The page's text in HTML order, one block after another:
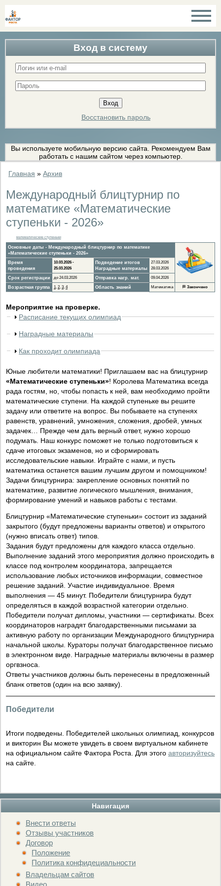
Вход в систему
Восстановить пароль
Вы используете мобильную версию сайта. Рекомендуем Вам
работать с нашим сайтом через компьютер.
Навигация
Внести ответы
Отзывы участников
Договор
Положение
Политика конфидециальности
Владельцам сайтов
Видео
Главная » Архив
Международный блицтурнир по
математике «Математические
ступеньки - 2026»
математические ступеньки
Основные даты - Международный блицтурнир по математике
«Математические ступеньки - 2026»
Время
проведения
10.03.2026 -
25.03.2026
Подведение итогов
Наградные материалы
27.03.2026
28.03.2026
Срок регистрации до 24.03.2026 Отправка нагр. мат. 09.04.2026
Возрастная группа 1, 2, 3, 4 Область знаний Математика 🏁 Закончено
Мероприятие на проверке.
Расписание текущих олимпиад
Наградные материалы
Как проходит олимпиада
Юные любители математики! Приглашаем вас на блицтурнир
«Математические ступеньки»! Королева Математика всегда
рада гостям, но, чтобы попасть к ней, вам необходимо пройти
математические ступени. На каждой ступеньке вы решите
задачу или ответите на вопрос. Вы побываете на ступенях
равенств, уравнений, умножения, сложения, дробей, умных
задачек… Прежде чем дать верный ответ, нужно хорошо
подумать. Наш конкурс поможет не только подготовиться к
сдаче итоговых экзаменов, но и сформировать
исследовательские навыки. Играйте с нами, и пусть
математика останется вашим лучшим другом и помощником!
Задачи блицтурнира: закрепление основных понятий по
математике, развитие логического мышления, внимания,
формирование умений и навыков работы с тестами.
Блицтурнир «Математические ступеньки» состоит из заданий
закрытого (будут предложены варианты ответов) и открытого
(нужно вписать ответ) типов.
Задания будут предложены для каждого класса отдельно.
Выполнение заданий этого мероприятия должно происходить в
классе под контролем координатора, запрещается
использование любых источников информации, совместное
решение заданий. Участие индивидуальное. Время
выполнения — 45 минут. Победители блицтурнира будут
определяться в каждой возрастной категории отдельно.
Победители получат дипломы, участники — сертификаты. Всех
координаторов наградят благодарственными письмами за
активную работу по организации Международного блицтурнира
начальной школы. Кураторы получат благодарственное письмо
в электронном виде. Наградные материалы включены в размер
оргвзноса.
Ответы участников должны быть перенесены в предложенный
бланк ответов (один на всю заявку).
Победители
Итоги подведены. Победителей школьных олимпиад, конкурсов
и викторин Вы можете увидеть в своем виртуальном кабинете
на официальном сайте Фактора Роста. Для этого авторизуйтесь
на сайте.